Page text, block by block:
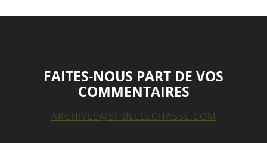
FAITES-NOUS PART DE VOS
COMMENTAIRES
ARCHIVES@SHBELLECHASSE.COM